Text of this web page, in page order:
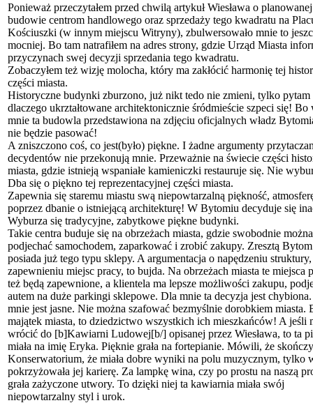
Ponieważ przeczytałem przed chwilą artykuł Wiesława o planowanej
budowie centrom handlowego oraz sprzedaży tego kwadratu na
Kościuszki (w innym miejscu Witryny), zbulwersowało mnie to
mocniej. Bo tam natrafiłem na adres strony, gdzie Urząd Miasta
przyczynach swej decyzji sprzedania tego kwadratu.
Zobaczyłem też wizję molocha, który ma zakłócić harmonię tej
części miasta.
Historyczne budynki zburzono, już nikt tedo nie zmieni, tylko pytam
dlaczego ukrztałtowane architektonicznie śródmieście szpeci się! Bo
mnie ta budowla przedstawiona na zdjęciu oficjalnych władz
nie będzie pasować!
A zniszczono coś, co jest(było) piękne. I żadne argumenty
decydentów nie przekonują mnie. Przeważnie na świecie części
miasta, gdzie istnieją wspaniałe kamieniczki restauruje się. Nie
Dba się o piękno tej reprezentacyjnej części miasta.
Zapewnia się staremu miastu swą niepowtarzalną piękność,
poprzez dbanie o istniejącą architekturę! W Bytomiu decyduje się
Wyburza się tradycyjne, zabytkowe piękne budynki.
Takie centra buduje się na obrzeżach miasta, gdzie swobodnie można
podjechać samochodem, zaparkować i zrobić zakupy. Zresztą Bytom
posiada już tego typu sklepy. A argumentacja o napędzeniu struktury,
zapewnieniu miejsc pracy, to bujda. Na obrzeżach miasta te miejsca
też będą zapewnione, a klientela ma lepsze możliwości zakupu,
autem na duże parkingi sklepowe. Dla mnie ta decyzja jest
mnie jest jasne. Nie można szafować bezmyślnie dorobkiem miasta.
majątek miasta, to dziedzictwo wszystkich ich mieszkańców! A jeśli
wrócić do [b]Kawiarni Ludowej[b/] opisanej przez Wiesława, to ta
miała na imię Eryka. Pięknie grała na fortepianie. Mówili, że
Konserwatorium, że miała dobre wyniki na polu muzycznym, tylko
pokrzyżowała jej karierę. Za lampkę wina, czy po prostu na naszą
grała zażyczone utwory. To dzięki niej ta kawiarnia miała swój
niepowtarzalny styl i urok.